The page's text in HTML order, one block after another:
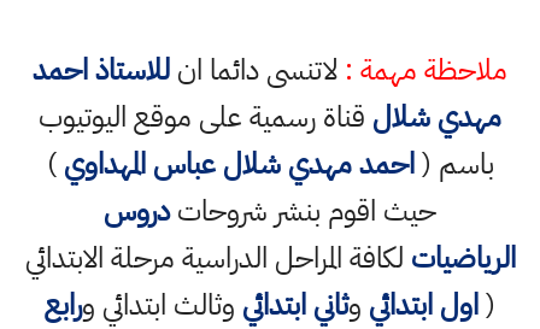
ملاحظة مهمة : لاتنسى دائما انللاستاذ احمد
مهدي شلال قناة رسمية على موقع اليوتيوب
باسم (احمد مهدي شلال عباس المهداوي)
حيث اقوم بنشر شروحاتدروس
الرياضيات لكافة المراحل الدراسية مرحلة الابتدائي
(اول ابتدائي وثاني ابتدائي وثالث ابتدائي ورابع